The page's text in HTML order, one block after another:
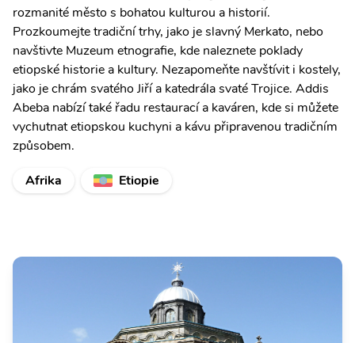
rozmanité město s bohatou kulturou a historií.
Prozkoumejte tradiční trhy, jako je slavný Merkato, nebo
navštivte Muzeum etnografie, kde naleznete poklady
etiopské historie a kultury. Nezapomeňte navštívit i kostely,
jako je chrám svatého Jiří a katedrála svaté Trojice. Addis
Abeba nabízí také řadu restaurací a kaváren, kde si můžete
vychutnat etiopskou kuchyni a kávu připravenou tradičním
způsobem.
Afrika
Etiopie